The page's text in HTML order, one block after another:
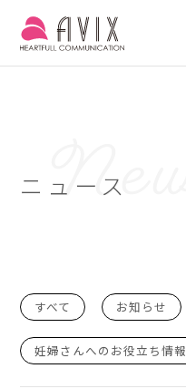
ニュース
すべて お知らせ
妊婦さんへのお役立ち情報